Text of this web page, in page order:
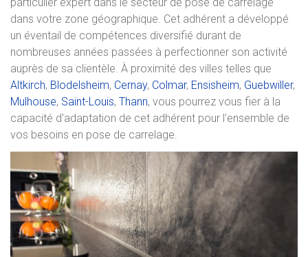
dans votre zone géographique. Cet adhérent a développé
un éventail de compétences diversifié durant de
nombreuses années passées à perfectionner son activité
auprès de sa clientèle. À proximité des villes telles que
Altkirch, Blodelsheim, Cernay, Colmar, Ensisheim, Guebwiller,
Mulhouse, Saint-Louis, Thann, vous pourrez vous fier à la
capacité d'adaptation de cet adhérent pour l'ensemble de
vos besoins en pose de carrelage.